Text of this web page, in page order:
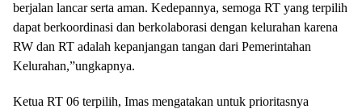
berjalan lancar serta aman. Kedepannya, semoga RT yang terpilih
dapat berkoordinasi dan berkolaborasi dengan kelurahan karena
RW dan RT adalah kepanjangan tangan dari Pemerintahan
Kelurahan,”ungkapnya.
Ketua RT 06 terpilih, Imas mengatakan untuk prioritasnya